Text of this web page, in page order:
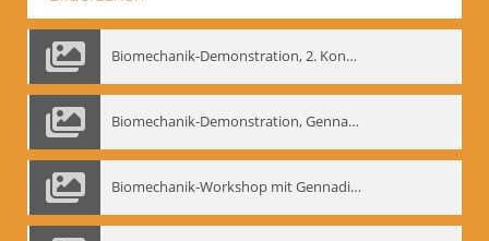
Biomechanik-Demonstration, 2. Kongress der EMF, Mai 1995
Biomechanik-Demonstration, Gennadij Bogdanow im Berliner Ensemble, 04.10.1991
Biomechanik-Workshop mit Gennadij Nikolajewitsch Bogdanow im Mime Centrum Berlin, 1991